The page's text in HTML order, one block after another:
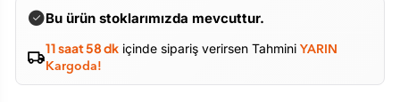
Bu ürün stoklarımızda mevcuttur.
11 saat 58 dk içinde sipariş verirsen Tahmini YARIN
Kargoda!